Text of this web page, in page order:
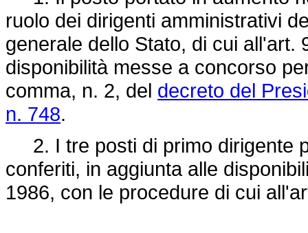
ruolo dei dirigenti amministrativi
generale dello Stato, di cui all'art.
disponibilità messe a concorso
comma, n. 2, del decreto del
n. 748.
2. I tre posti di primo dirigente
conferiti, in aggiunta alle
1986, con le procedure di cui